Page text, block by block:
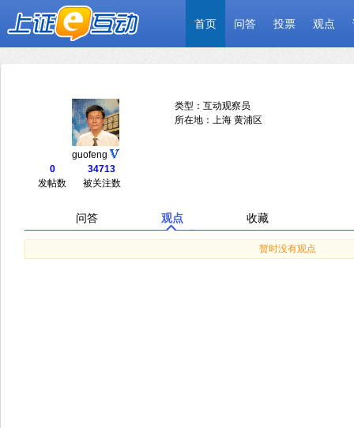
首页 问答 投票 观点
guofeng
0
发帖数
34713
被关注数
类型：互动观察员
所在地：上海 黄浦区
问答 观点 收藏
暂时没有观点